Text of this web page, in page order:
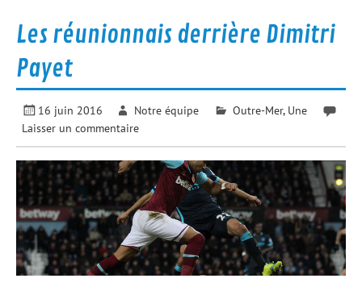
Les réunionnais derrière Dimitri
Payet
16 juin 2016 Notre équipe Outre-Mer, Une
Laisser un commentaire